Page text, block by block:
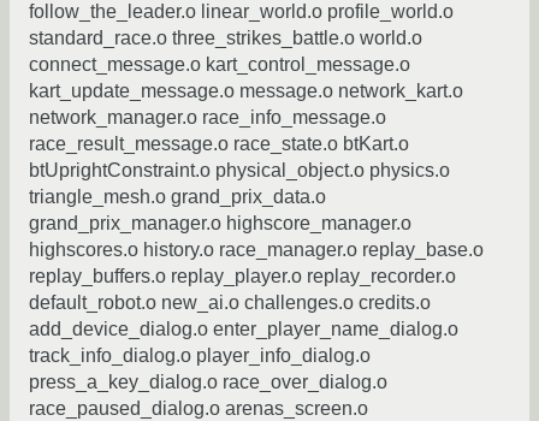
follow_the_leader.o linear_world.o profile_world.o
standard_race.o three_strikes_battle.o world.o
connect_message.o kart_control_message.o
kart_update_message.o message.o network_kart.o
network_manager.o race_info_message.o
race_result_message.o race_state.o btKart.o
btUprightConstraint.o physical_object.o physics.o
triangle_mesh.o grand_prix_data.o
grand_prix_manager.o highscore_manager.o
highscores.o history.o race_manager.o replay_base.o
replay_buffers.o replay_player.o replay_recorder.o
default_robot.o new_ai.o challenges.o credits.o
add_device_dialog.o enter_player_name_dialog.o
track_info_dialog.o player_info_dialog.o
press_a_key_dialog.o race_over_dialog.o
race_paused_dialog.o arenas_screen.o